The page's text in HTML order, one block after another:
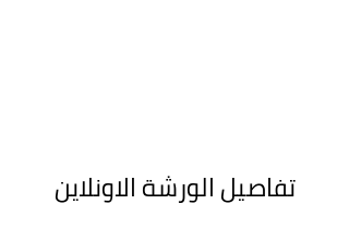
تفاصيل الورشة الاونلاين